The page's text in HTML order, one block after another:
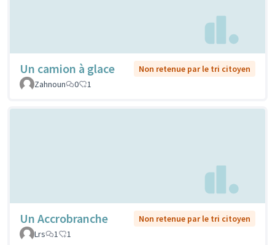
Un camion à glace
Non retenue par le tri citoyen
Zahnoun
0 1
Un Accrobranche
Non retenue par le tri citoyen
Lrs
1 1